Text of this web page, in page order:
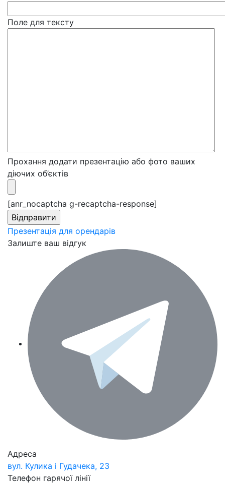
Поле для тексту
Прохання додати презентацію або фото ваших
діючих об’єктів
[anr_nocaptcha g-recaptcha-response]
Презентація для орендарів
Залиште ваш відгук
Адреса
вул. Кулика і Гудачека, 23
Телефон гарячої лінії